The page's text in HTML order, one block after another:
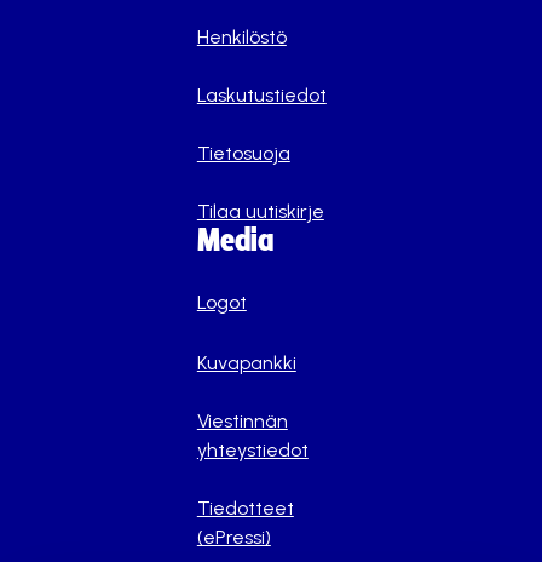
Henkilöstö
Laskutustiedot
Tietosuoja
Tilaa uutiskirje
Media
Logot
Kuvapankki
Viestinnän
yhteystiedot
Tiedotteet
(ePressi)